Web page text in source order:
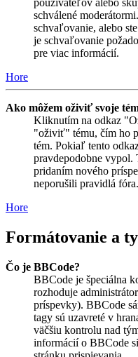
používateľov alebo
schválené
schvaľovanie, alebo
je schvaľovanie
pre viac informácií.
Hore
Ako môžem oživiť svoje
Kliknutím na odkaz
"oživiť" tému, čím ho
tém. Pokiaľ tento
pravdepodobne
pridaním nového
neporušili pravidlá fóra.
Hore
Formátovanie a
Čo je BBCode?
BBCode je špeciálna
rozhoduje
príspevky). BBCode
tagy sú uzavreté v
väčšiu kontrolu nad
informácií o BBCode